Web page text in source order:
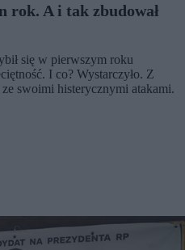
rok. A i tak zbudował
się w pierwszym roku
I co? Wystarczyło. Z
swoimi histerycznymi atakami.